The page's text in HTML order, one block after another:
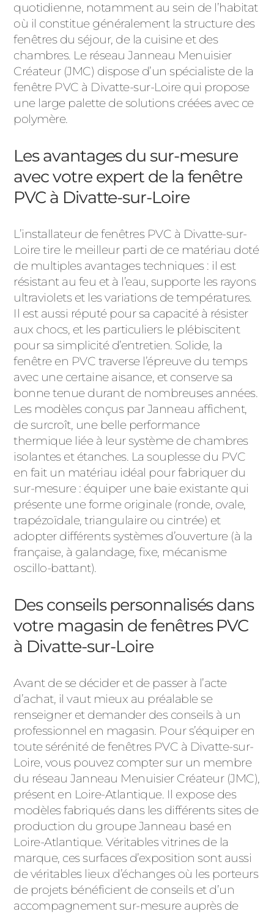
quotidienne, notamment au sein de l’habitat
où il constitue généralement la structure des
fenêtres du séjour, de la cuisine et des
chambres. Le réseau Janneau Menuisier
Créateur (JMC) dispose d’un spécialiste de la
fenêtre PVC à Divatte-sur-Loire qui propose
une large palette de solutions créées avec ce
polymère.
Les avantages du sur-mesure
avec votre expert de la fenêtre
PVC à Divatte-sur-Loire
L’installateur de fenêtres PVC à Divatte-sur-
Loire tire le meilleur parti de ce matériau doté
de multiples avantages techniques : il est
résistant au feu et à l’eau, supporte les rayons
ultraviolets et les variations de températures.
Il est aussi réputé pour sa capacité à résister
aux chocs, et les particuliers le plébiscitent
pour sa simplicité d’entretien. Solide, la
fenêtre en PVC traverse l’épreuve du temps
avec une certaine aisance, et conserve sa
bonne tenue durant de nombreuses années.
Les modèles conçus par Janneau affichent,
de surcroît, une belle performance
thermique liée à leur système de chambres
isolantes et étanches. La souplesse du PVC
en fait un matériau idéal pour fabriquer du
sur-mesure : équiper une baie existante qui
présente une forme originale (ronde, ovale,
trapézoïdale, triangulaire ou cintrée) et
adopter différents systèmes d’ouverture (à la
française, à galandage, fixe, mécanisme
oscillo-battant).
Des conseils personnalisés dans
votre magasin de fenêtres PVC
à Divatte-sur-Loire
Avant de se décider et de passer à l’acte
d’achat, il vaut mieux au préalable se
renseigner et demander des conseils à un
professionnel en magasin. Pour s’équiper en
toute sérénité de fenêtres PVC à Divatte-sur-
Loire, vous pouvez compter sur un membre
du réseau Janneau Menuisier Créateur (JMC),
présent en Loire-Atlantique. Il expose des
modèles fabriqués dans les différents sites de
production du groupe Janneau basé en
Loire-Atlantique. Véritables vitrines de la
marque, ces surfaces d’exposition sont aussi
de véritables lieux d’échanges où les porteurs
de projets bénéficient de conseils et d’un
accompagnement sur-mesure auprès de